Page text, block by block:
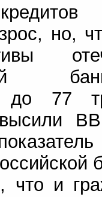
но,
до 77
что и